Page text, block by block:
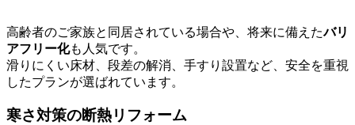
高齢者のご家族と同居されている場合や、将来に備えたバリ
アフリー化も人気です。
滑りにくい床材、段差の解消、手すり設置など、安全を重視
したプランが選ばれています。
寒さ対策の断熱リフォーム